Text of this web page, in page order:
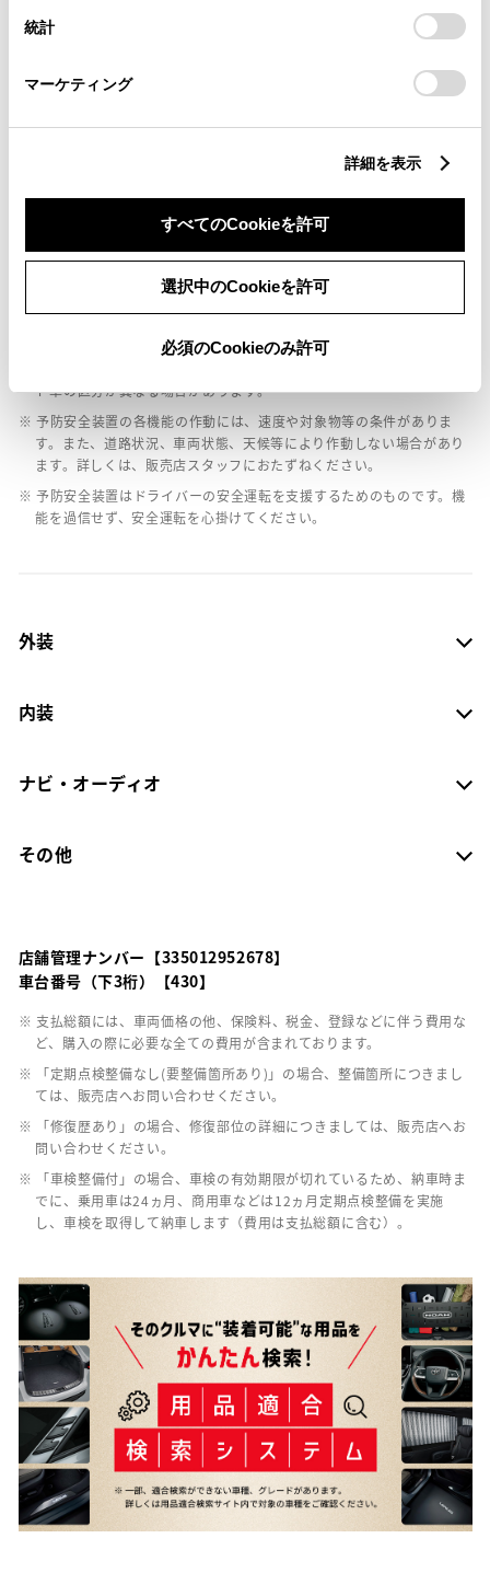
設定の変更、同意を撤回したりするにあたっては、当社の
「Cookie（クッキー）情報の取り扱いについて
」をご覧くだ
統計
マーケティング
詳細を表示
すべてのCookieを許可
選択中のCookieを許可
必須のCookieのみ許可
パノラミックビューモニター（全周囲カメラ）
※ グレードによって予防安全装置の設定が異なる場合があります。
ト車の区分が異なる場合があります。
※ 予防安全装置の各機能の作動には、速度や対象物等の条件がありま
す。また、道路状況、車両状態、天候等により作動しない場合があり
ます。詳しくは、販売店スタッフにおたずねください。
※ 予防安全装置はドライバーの安全運転を支援するためのものです。機
能を過信せず、安全運転を心掛けてください。
外装
内装
ナビ・オーディオ
その他
店舗管理ナンバー【335012952678】
車台番号（下3桁）【430】
※ 支払総額には、車両価格の他、保険料、税金、登録などに伴う費用な
ど、購入の際に必要な全ての費用が含まれております。
※ 「定期点検整備なし(要整備箇所あり)」の場合、整備箇所につきまし
ては、販売店へお問い合わせください。
※ 「修復歴あり」の場合、修復部位の詳細につきましては、販売店へお
問い合わせください。
※ 「車検整備付」の場合、車検の有効期限が切れているため、納車時ま
でに、乗用車は24ヵ月、商用車などは12ヵ月定期点検整備を実施
し、車検を取得して納車します（費用は支払総額に含む）。